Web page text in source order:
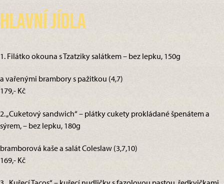
Hlavní jídla
1. Filátko okouna s Tzatziky salátkem – bez lepku, 150g
a vařenými brambory s pažitkou (4,7)
179,- Kč
2. „Cuketový sandwich“ – plátky cukety prokládané špenátem a
sýrem, – bez lepku, 180g
bramborová kaše a salát Coleslaw (3,7,10)
169,- Kč